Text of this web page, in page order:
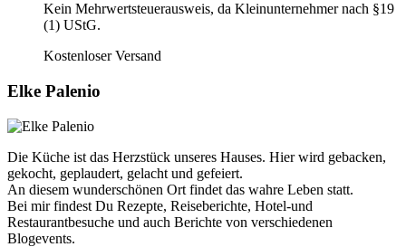
Kein Mehrwertsteuerausweis, da Kleinunternehmer nach §19
(1) UStG.
Kostenloser Versand
Elke Palenio
Die Küche ist das Herzstück unseres Hauses. Hier wird gebacken,
gekocht, geplaudert, gelacht und gefeiert.
An diesem wunderschönen Ort findet das wahre Leben statt.
Bei mir findest Du Rezepte, Reiseberichte, Hotel-und
Restaurantbesuche und auch Berichte von verschiedenen
Blogevents.